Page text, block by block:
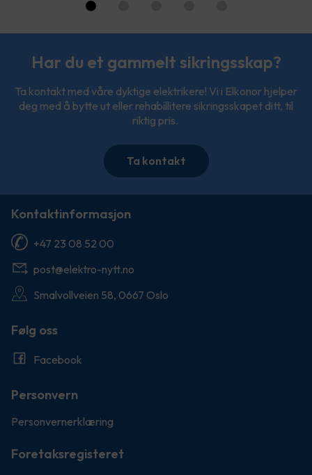
Har du et gammelt sikringsskap?
Ta kontakt med våre dyktige elektrikere! Vi i Elkonor hjelper
deg med å bytte ut eller rehabillitere sikringsskapet ditt, til
riktig pris.
Ta kontakt
Kontaktinformasjon
+47 23 08 52 00
post@elektro-nytt.no
Smalvollveien 58, 0667 Oslo
Følg oss
Facebook
Personvern
Personvernerklæring
Foretaksregisteret